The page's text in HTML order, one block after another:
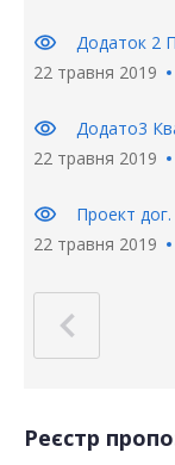
visibility
Додаток 2
22 травня 2019
visibility
Додато3
22 травня 2019
visibility
Проект
22 травня 2019
Реєстр